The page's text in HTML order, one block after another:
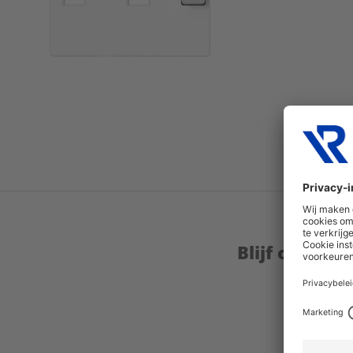
Blijf op de